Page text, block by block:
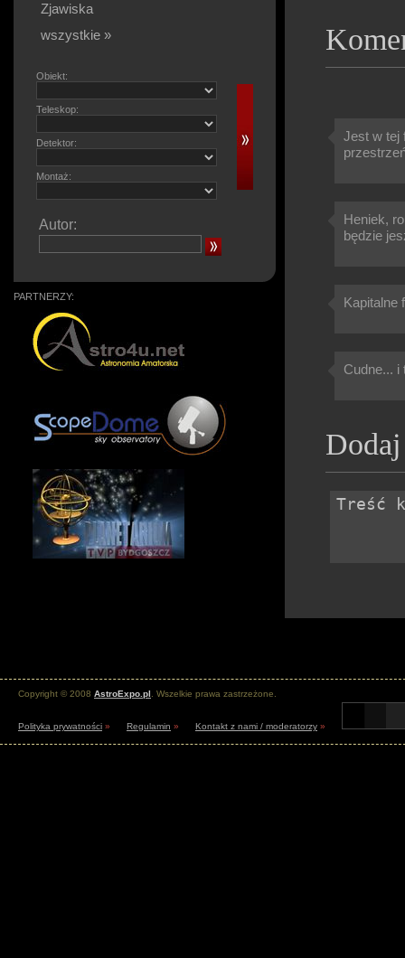
Zjawiska
wszystkie »
Obiekt:
Teleskop:
Detektor:
Montaż:
Autor:
PARTNERZY:
Jest w tej
Heniek,
będzie
Kapitalne
Cudne... i
Copyright © 2008 AstroExpo.pl . Wszelkie prawa zastrzeżone.
Polityka prywatności » Regulamin » Kontakt z nami / moderatorzy »